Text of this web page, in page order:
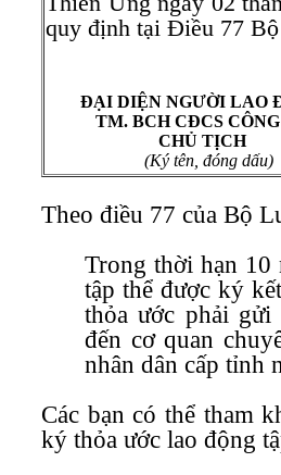
quy định tại Điều 77
ĐẠI DIỆN NGƯỜI LAO
TM. BCH CĐCS
CHỦ TỊCH
(Ký tên, đóng dấu)
Theo điều 77 của Bộ
Trong thời hạn 10
tập thể được ký
thỏa ước phải gửi
đến cơ quan
nhân dân cấp tỉnh
Các bạn có thể tham
ký thỏa ước lao động